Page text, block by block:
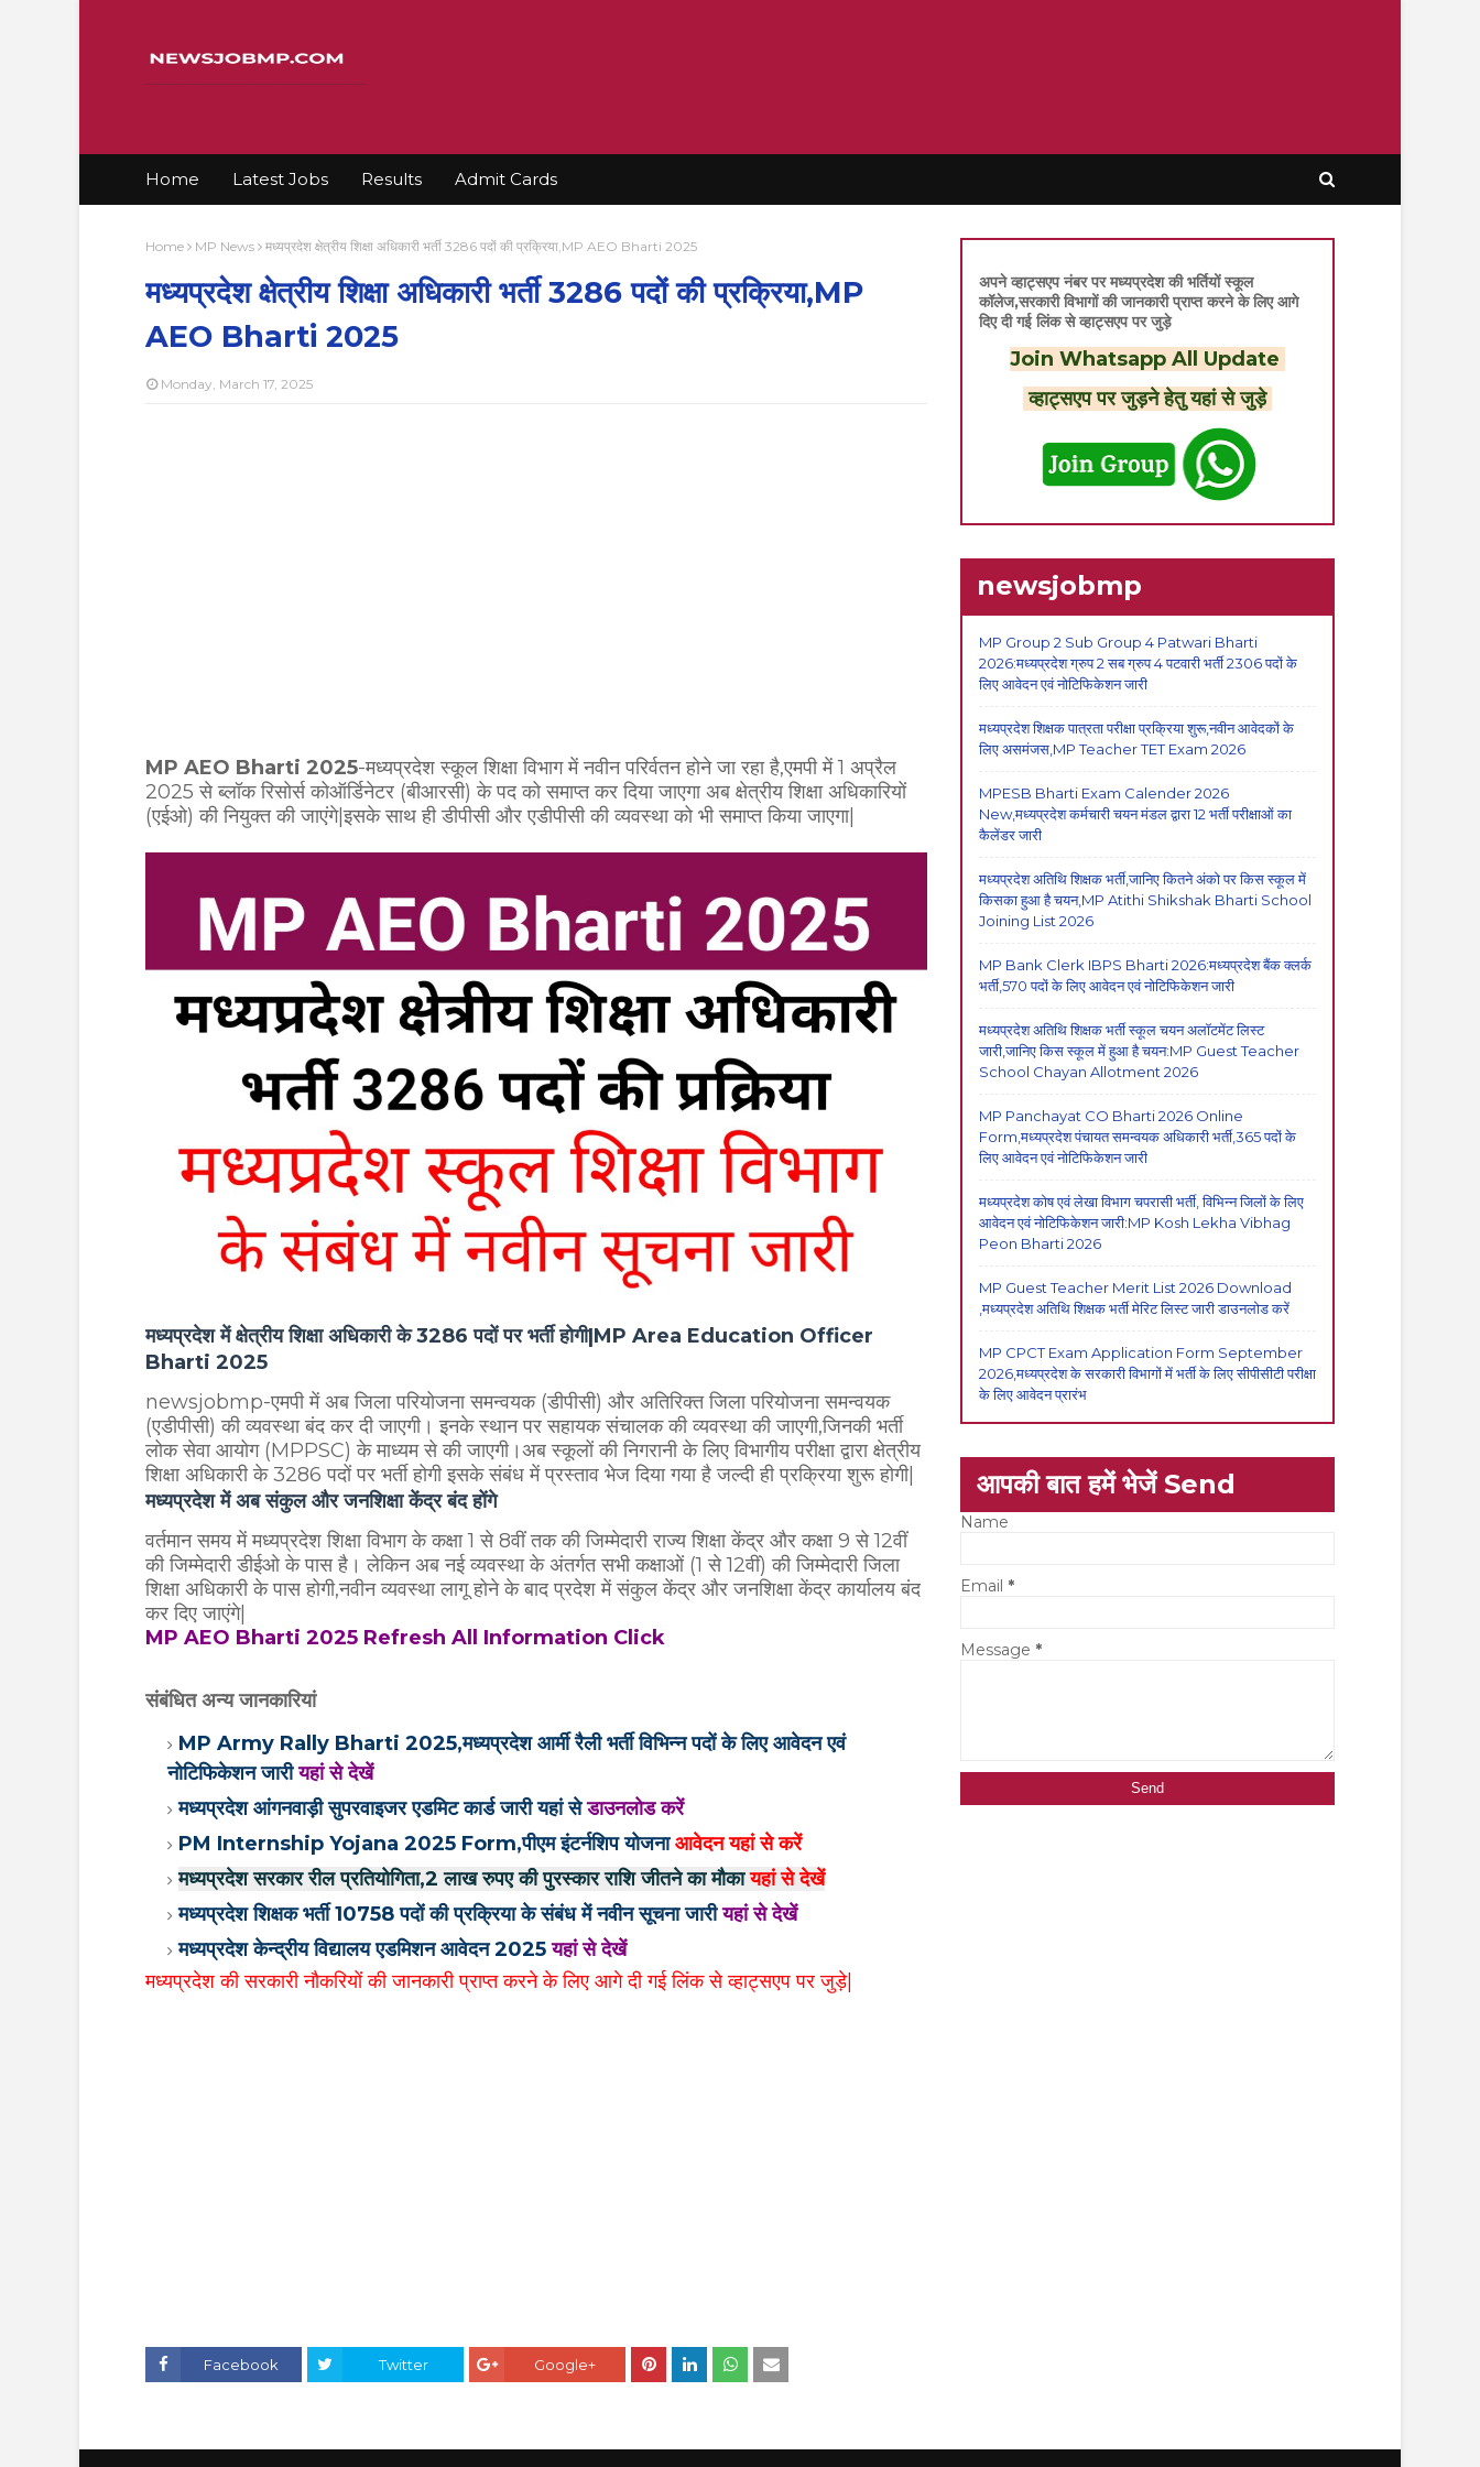
Home Latest Jobs Results Admit Cards
Home MP News मध्यप्रदेश क्षेत्रीय शिक्षा अधिकारी भर्ती 3286 पदों की प्रक्रिया,MP AEO Bharti 2025
मध्यप्रदेश क्षेत्रीय शिक्षा अधिकारी भर्ती 3286 पदों की प्रक्रिया,MP
AEO Bharti 2025
Monday, March 17, 2025
MP AEO Bharti 2025-मध्यप्रदेश स्कूल शिक्षा विभाग में नवीन परिर्वतन होने जा रहा है,एमपी में 1 अप्रैल
2025 से ब्लॉक रिसोर्स कोऑर्डिनेटर (बीआरसी) के पद को समाप्त कर दिया जाएगा अब क्षेत्रीय शिक्षा अधिकारियों
(एईओ) की नियुक्त की जाएंगे|इसके साथ ही डीपीसी और एडीपीसी की व्यवस्था को भी समाप्त किया जाएगा|
मध्यप्रदेश में क्षेत्रीय शिक्षा अधिकारी के 3286 पदों पर भर्ती होगी|MP Area Education Officer
Bharti 2025
newsjobmp-एमपी में अब जिला परियोजना समन्वयक (डीपीसी) और अतिरिक्त जिला परियोजना समन्वयक
(एडीपीसी) की व्यवस्था बंद कर दी जाएगी। इनके स्थान पर सहायक संचालक की व्यवस्था की जाएगी,जिनकी भर्ती
लोक सेवा आयोग (MPPSC) के माध्यम से की जाएगी।अब स्कूलों की निगरानी के लिए विभागीय परीक्षा द्वारा क्षेत्रीय
शिक्षा अधिकारी के 3286 पदों पर भर्ती होगी इसके संबंध में प्रस्ताव भेज दिया गया है जल्दी ही प्रक्रिया शुरू होगी|
मध्यप्रदेश में अब संकुल और जनशिक्षा केंद्र बंद होंगे
वर्तमान समय में मध्यप्रदेश शिक्षा विभाग के कक्षा 1 से 8वीं तक की जिम्मेदारी राज्य शिक्षा केंद्र और कक्षा 9 से 12वीं
की जिम्मेदारी डीईओ के पास है। लेकिन अब नई व्यवस्था के अंतर्गत सभी कक्षाओं (1 से 12वीं) की जिम्मेदारी जिला
शिक्षा अधिकारी के पास होगी,नवीन व्यवस्था लागू होने के बाद प्रदेश में संकुल केंद्र और जनशिक्षा केंद्र कार्यालय बंद
कर दिए जाएंगे|
MP AEO Bharti 2025 Refresh All Information Click
संबंधित अन्य जानकारियां
MP Army Rally Bharti 2025,मध्यप्रदेश आर्मी रैली भर्ती विभिन्न पदों के लिए आवेदन एवं
नोटिफिकेशन जारीयहां से देखें
मध्यप्रदेश आंगनवाड़ी सुपरवाइजर एडमिट कार्ड जारी यहां सेडाउनलोड करें
PM Internship Yojana 2025 Form,पीएम इंटर्नशिप योजनाआवेदन यहां से करें
मध्यप्रदेश सरकार रील प्रतियोगिता,2 लाख रुपए की पुरस्कार राशि जीतने का मौकायहां से देखें
मध्यप्रदेश शिक्षक भर्ती 10758 पदों की प्रक्रिया के संबंध में नवीन सूचना जारीयहां से देखें
मध्यप्रदेश केन्द्रीय विद्यालय एडमिशन आवेदन 2025यहां से देखें
मध्यप्रदेश की सरकारी नौकरियों की जानकारी प्राप्त करने के लिए आगे दी गई लिंक से व्हाट्सएप पर जुड़े|
Facebook Twitter Google+
अपने व्हाट्सएप नंबर पर मध्यप्रदेश की भर्तियों स्कूल
कॉलेज,सरकारी विभागों की जानकारी प्राप्त करने के लिए आगे
दिए दी गई लिंक से व्हाट्सएप पर जुड़े
Join Whatsapp All Update
व्हाट्सएप पर जुड़ने हेतु यहां से जुड़े
newsjobmp
MP Group 2 Sub Group 4 Patwari Bharti
2026:मध्यप्रदेश ग्रुप 2 सब ग्रुप 4 पटवारी भर्ती 2306 पदों के
लिए आवेदन एवं नोटिफिकेशन जारी
मध्यप्रदेश शिक्षक पात्रता परीक्षा प्रक्रिया शुरू,नवीन आवेदकों के
लिए असमंजस,MP Teacher TET Exam 2026
MPESB Bharti Exam Calender 2026
New,मध्यप्रदेश कर्मचारी चयन मंडल द्वारा 12 भर्ती परीक्षाओं का
कैलेंडर जारी
मध्यप्रदेश अतिथि शिक्षक भर्ती,जानिए कितने अंको पर किस स्कूल में
किसका हुआ है चयन,MP Atithi Shikshak Bharti School
Joining List 2026
MP Bank Clerk IBPS Bharti 2026:मध्यप्रदेश बैंक क्लर्क
भर्ती,570 पदों के लिए आवेदन एवं नोटिफिकेशन जारी
मध्यप्रदेश अतिथि शिक्षक भर्ती स्कूल चयन अलॉटमेंट लिस्ट
जारी,जानिए किस स्कूल में हुआ है चयन:MP Guest Teacher
School Chayan Allotment 2026
MP Panchayat CO Bharti 2026 Online
Form,मध्यप्रदेश पंचायत समन्वयक अधिकारी भर्ती,365 पदों के
लिए आवेदन एवं नोटिफिकेशन जारी
मध्यप्रदेश कोष एवं लेखा विभाग चपरासी भर्ती, विभिन्न जिलों के लिए
आवेदन एवं नोटिफिकेशन जारी:MP Kosh Lekha Vibhag
Peon Bharti 2026
MP Guest Teacher Merit List 2026 Download
,मध्यप्रदेश अतिथि शिक्षक भर्ती मेरिट लिस्ट जारी डाउनलोड करें
MP CPCT Exam Application Form September
2026,मध्यप्रदेश के सरकारी विभागों में भर्ती के लिए सीपीसीटी परीक्षा
के लिए आवेदन प्रारंभ
आपकी बात हमें भेजें Send
Name
Email *
Message *